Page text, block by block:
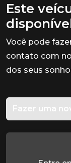
Este
Você pode
contato com
dos seus
Fazer uma